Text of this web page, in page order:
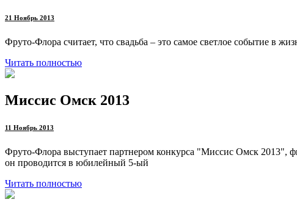
21 Ноябрь 2013
Фруто-Флора считает, что свадьба – это самое светлое событие в
Читать полностью
Миссис Омск 2013
11 Ноябрь 2013
Фруто-Флора выступает партнером конкурса "Миссис Омск 2013",
он проводится в юбилейный 5-ый
Читать полностью